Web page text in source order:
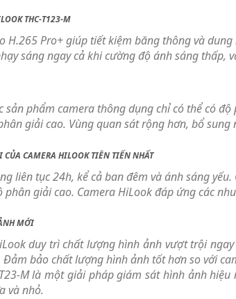
THC-T123-M
H.265 Pro+ giúp tiết kiệm băng thông và
sáng ngay cả khi cường độ ánh sáng thấp,
sản phẩm camera thông dụng chỉ có thể có
giải cao. Vùng quan sát rộng hơn, bổ
CỦA CAMERA HILOOK TIÊN TIẾN NHẤT
liên tục 24h, kể cả ban đêm và ánh sáng
phân giải cao. Camera HiLook đáp ứng các
MỚI
duy trì chất lượng hình ảnh vượt trội
bảo chất lượng hình ảnh tốt hơn so với
M là một giải pháp giám sát hình ảnh
và nhỏ.